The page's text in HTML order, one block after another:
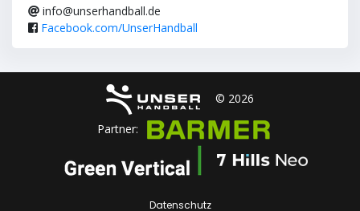
info@unserhandball.de
Facebook.com/UnserHandball
© 2026
Partner:
Datenschutz